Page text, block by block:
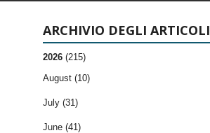
ARCHIVIO DEGLI ARTICOLI
2026 (215)
August (10)
July (31)
June (41)